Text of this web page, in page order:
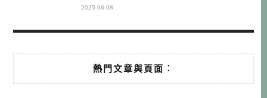
2025-06-08
熱門文章與頁面︰